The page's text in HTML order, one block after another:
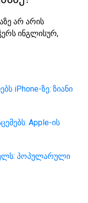
არ არის
ინგლისურ,
iPhone-ზე: ზიანი
Apple-ის
პოპულარული